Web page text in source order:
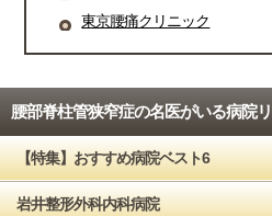
東京腰痛クリニック
腰部脊柱管狭窄症の名医がいる病院
【特集】おすすめ病院ベスト6
岩井整形外科内科病院